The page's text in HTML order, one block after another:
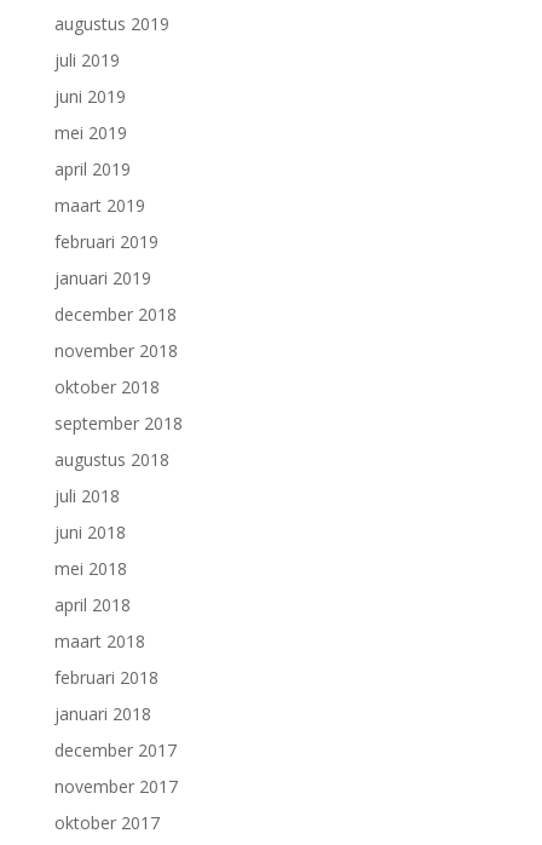
augustus 2019
juli 2019
juni 2019
mei 2019
april 2019
maart 2019
februari 2019
januari 2019
december 2018
november 2018
oktober 2018
september 2018
augustus 2018
juli 2018
juni 2018
mei 2018
april 2018
maart 2018
februari 2018
januari 2018
december 2017
november 2017
oktober 2017